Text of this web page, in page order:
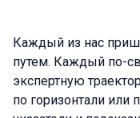
Каждый из нас
путем. Каждый по-
экспертную
по горизонтали или